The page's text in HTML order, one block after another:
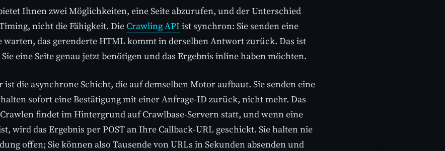
Ihnen zwei Möglichkeiten, eine Seite abzurufen, und der Unterschied
nicht die Fähigkeit. DieCrawling API ist synchron: Sie senden eine
warten, das gerenderte HTML kommt in derselben Antwort zurück. Das ist
eine Seite genau jetzt benötigen und das Ergebnis inline haben möchten.
ist die asynchrone Schicht, die auf demselben Motor aufbaut. Sie senden eine
sofort eine Bestätigung mit einer Anfrage-ID zurück, nicht mehr. Das
findet im Hintergrund auf Crawlbase-Servern statt, und wenn eine
wird das Ergebnis per POST an Ihre Callback-URL geschickt. Sie halten nie
offen; Sie können also Tausende von URLs in Sekunden absenden und